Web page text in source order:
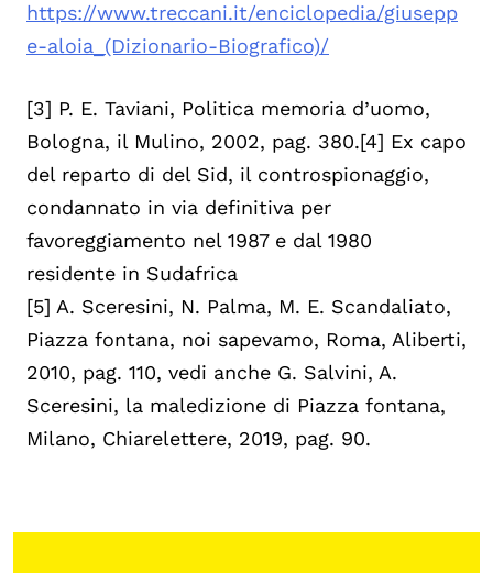
https://www.treccani.it/enciclopedia/giusepp
e-aloia_(Dizionario-Biografico)/
[3] P. E. Taviani, Politica memoria d’uomo,
Bologna, il Mulino, 2002, pag. 380.[4] Ex capo
del reparto di del Sid, il controspionaggio,
condannato in via definitiva per
favoreggiamento nel 1987 e dal 1980
residente in Sudafrica
[5] A. Sceresini, N. Palma, M. E. Scandaliato,
Piazza fontana, noi sapevamo, Roma, Aliberti,
2010, pag. 110, vedi anche G. Salvini, A.
Sceresini, la maledizione di Piazza fontana,
Milano, Chiarelettere, 2019, pag. 90.